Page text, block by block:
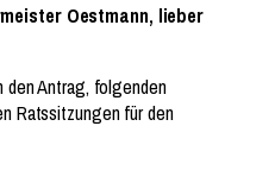
Oestmann, lieber
Antrag, folgenden
Ratssitzungen für den